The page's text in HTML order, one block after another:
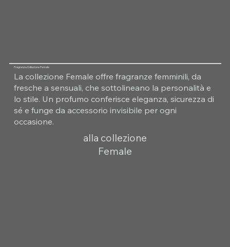
Fragranza Collezione Female
La collezione Female offre fragranze femminili, da
fresche a sensuali, che sottolineano la personalità e
lo stile. Un profumo conferisce eleganza, sicurezza di
sé e funge da accessorio invisibile per ogni
occasione.
alla collezione
Female